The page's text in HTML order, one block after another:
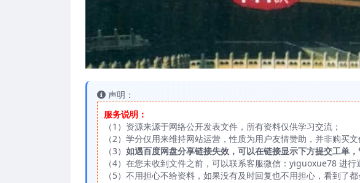
声明：
服务说明：
（1）资源来源于网络公开发表文件，所有资料仅供学习交流；
（2）学分仅用来维持网站运营，性质为用户友情赞助，并非购买
（3） 如遇百度网盘分享链接失效，可以在链接显示下方提交工单
（4）在您未收到文件之前，可以联系客服微信：yiguoxue78 进
（5）不用担心不给资料，如果没有及时回复也不用担心，看到了